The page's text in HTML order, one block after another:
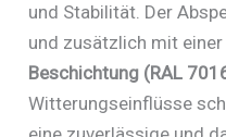
und Stabilität. Der
und zusätzlich mit einer
Beschichtung (RAL
Witterungseinflüsse